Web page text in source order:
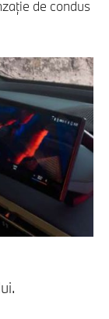
de condus